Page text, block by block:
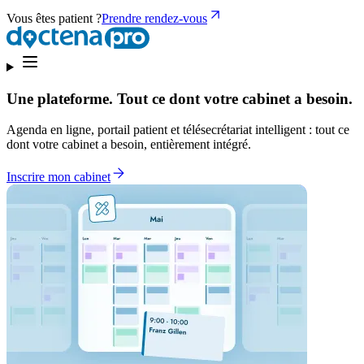
Vous êtes patient ?Prendre rendez-vous
Une plateforme. Tout ce dont votre cabinet a besoin.
Agenda en ligne, portail patient et télésecrétariat intelligent : tout ce
dont votre cabinet a besoin, entièrement intégré.
Inscrire mon cabinet